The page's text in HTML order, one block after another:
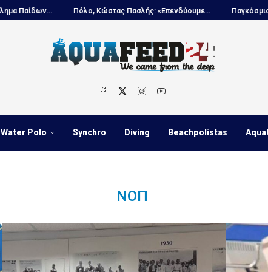
Πόλο, Κώστας Πασλής: «Επενδύουμε... Παγκόσμιο πρωτάθλημα
Water Polo Synchro Diving Beachpolistas
ΝΟΠ